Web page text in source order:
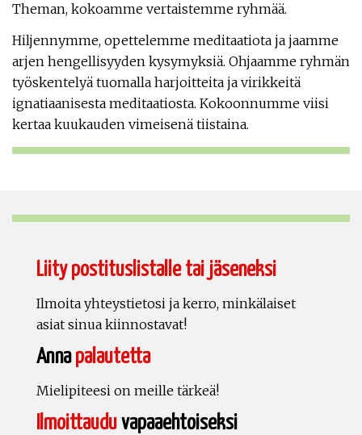
Theman, kokoamme vertaistemme ryhmää.
Hiljennymme, opettelemme meditaatiota ja jaamme
arjen hengellisyyden kysymyksiä. Ohjaamme ryhmän
työskentelyä tuomalla harjoitteita ja virikkeitä
ignatiaanisesta meditaatiosta. Kokoonnumme viisi
kertaa kuukauden vimeisenä tiistaina.
Liity postituslistalle tai jäseneksi
Ilmoita yhteystietosi ja kerro, minkälaiset
asiat sinua kiinnostavat!
Annapalautetta
Mielipiteesi on meille tärkeä!
Ilmoittauduvapaaehtoiseksi